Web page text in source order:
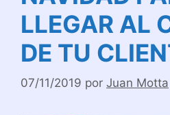
LLEGAR AL
DE TU
07/11/2019 por Juan Motta